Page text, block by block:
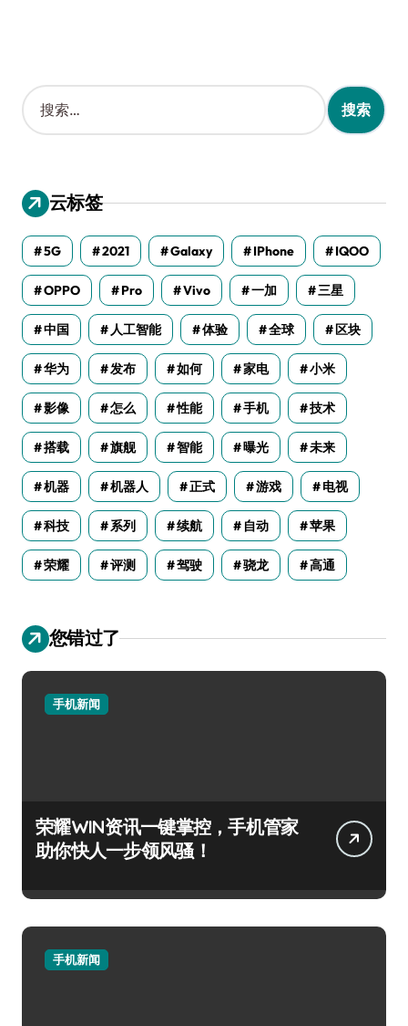
搜
索
：
云标签
5G 2021 Galaxy IPhone IQOO
OPPO Pro Vivo 一加 三星
中国 人工智能 体验 全球 区块
华为 发布 如何 家电 小米
影像 怎么 性能 手机 技术
搭载 旗舰 智能 曝光 未来
机器 机器人 正式 游戏 电视
科技 系列 续航 自动 苹果
荣耀 评测 驾驶 骁龙 高通
您错过了
手机新闻
荣耀WIN资讯一键掌控，手机管家
助你快人一步领风骚！
手机新闻